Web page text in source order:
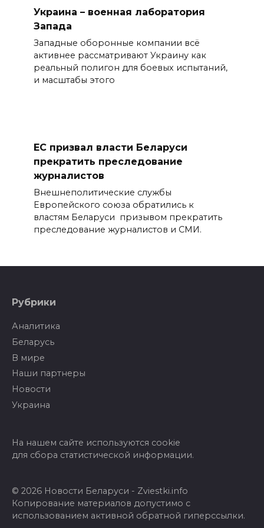
Украина – военная лаборатория
Запада
Западные оборонные компании всё
активнее рассматривают Украину как
реальный полигон для боевых испытаний,
и масштабы этого
ЕС призвал власти Беларуси
прекратить преследование
журналистов
Внешнеполитические службы
Европейского союза обратились к
властям Беларуси призывом прекратить
преследование журналистов и СМИ.
Рубрики
Аналитика
Беларусь
В мире
Наши партнеры
Новости
Украина
На нашем сайте используются cookie
для сбора статистической информации.
© 2026 Новости Беларуси - Zviestki.info
Копирование материалов допустимо с
использованием активной обратной гиперссылки.